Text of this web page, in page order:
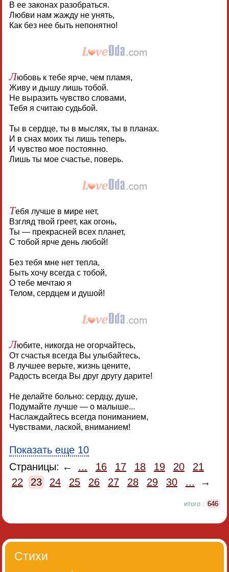
В ее законах разобраться.
Любви нам жажду не унять,
Как без нее быть непонятно!
Любовь к тебе ярче, чем пламя,
Живу и дышу лишь тобой.
Не выразить чувство словами,
Тебя я считаю судьбой.
Ты в сердце, ты в мыслях, ты в планах.
И в снах моих ты лишь теперь.
И чувство мое постоянно.
Лишь ты мое счастье, поверь.
Тебя лучше в мире нет,
Взгляд твой греет, как огонь,
Ты — прекрасней всех планет,
С тобой ярче день любой!
Без тебя мне нет тепла,
Быть хочу всегда с тобой,
О тебе мечтаю я
Телом, сердцем и душой!
Любите, никогда не огорчайтесь,
От счастья всегда Вы улыбайтесь,
В лучшее верьте, жизнь цените,
Радость всегда Вы друг другу дарите!
Не делайте больно: сердцу, душе,
Подумайте лучше — о малыше...
Наслаждайтесь всегда пониманием,
Чувствами, лаской, вниманием!
Показать еще 10
Страницы: ←
... 16 17 18 19 20
21
22
23 24 25 26 27 28 29 30 ... →
итого : 646
Стихи